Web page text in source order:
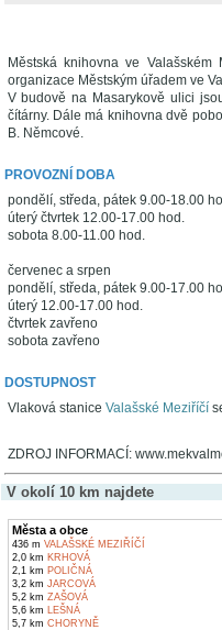
Městská knihovna ve
organizace Městským úřadem ve
V budově na Masarykově ulici
čítárny. Dále má knihovna dvě
B. Němcové.
PROVOZNÍ DOBA
pondělí, středa, pátek 9.00-18.00
úterý čtvrtek 12.00-17.00 hod.
sobota 8.00-11.00 hod.
červenec a srpen
pondělí, středa, pátek 9.00-17.00
úterý 12.00-17.00 hod.
čtvrtek zavřeno
sobota zavřeno
DOSTUPNOST
Vlaková stanice Valašské Meziříčí
ZDROJ INFORMACÍ:
V okolí 10 km najdete
Města a obce
436 m VALAŠSKÉ MEZIŘÍČÍ
2,0 km KRHOVÁ
2,1 km POLIČNÁ
3,2 km JARCOVÁ
5,2 km ZAŠOVÁ
5,6 km LEŠNÁ
5,7 km CHORYNĚ